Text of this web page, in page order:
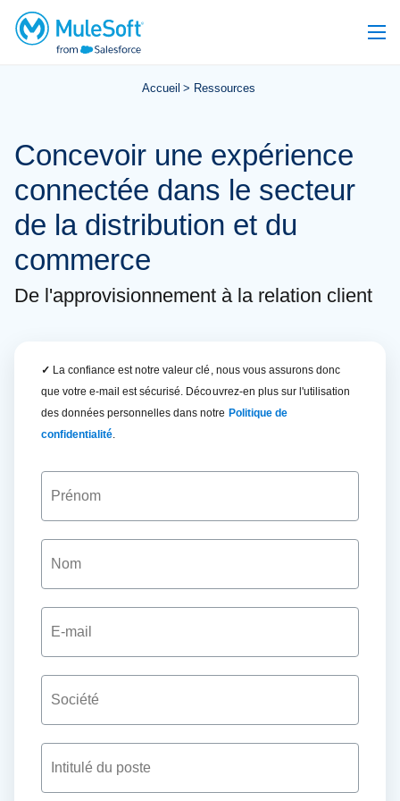
Accueil Ressources
Concevoir une expérience
connectée dans le secteur
de la distribution et du
commerce
De l'approvisionnement à la relation client
✓ La confiance est notre valeur clé, nous vous assurons donc
que votre e-mail est sécurisé. Découvrez-en plus sur l'utilisation
des données personnelles dans notre Politique de
confidentialité.